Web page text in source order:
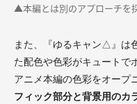
▲本編とは別のアプローチを
また、『ゆるキャン△』は
た配色や色彩がキュートで
アニメ本編の色彩をオープ
フィック部分と背景用のカ